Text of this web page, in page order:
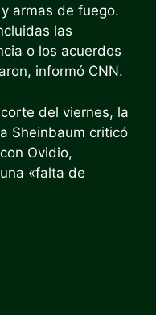
armas de fuego.
las
o los acuerdos
informó CNN.
del viernes, la
Sheinbaum criticó
Ovidio,
«falta de